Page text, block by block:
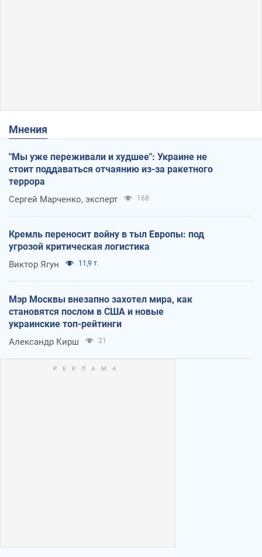
Мнения
"Мы уже переживали и худшее": Украине не
стоит поддаваться отчаянию из-за ракетного
террора
Сергей Марченко, эксперт 168
Кремль переносит войну в тыл Европы: под
угрозой критическая логистика
Виктор Ягун 11,9 т.
Мэр Москвы внезапно захотел мира, как
становятся послом в США и новые
украинские топ-рейтинги
Александр Кирш 21